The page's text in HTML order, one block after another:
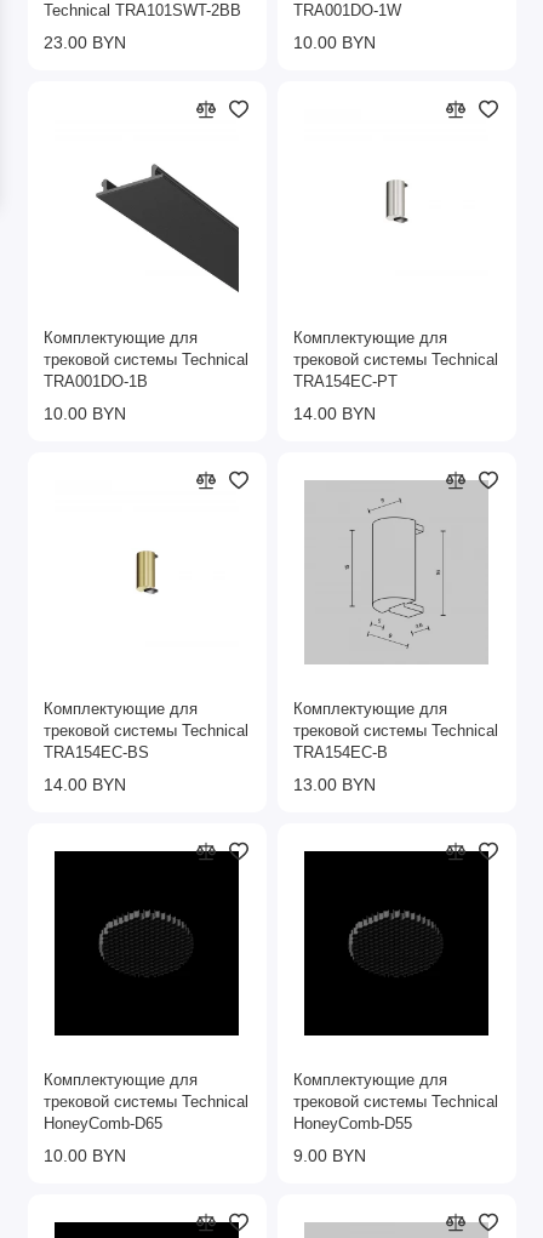
Technical TRA101SWT-2BB
23.00 BYN
TRA001DO-1W
10.00 BYN
Комплектующие для
трековой системы Technical
TRA001DO-1B
10.00 BYN
Комплектующие для
трековой системы Technical
TRA154EC-PT
14.00 BYN
Комплектующие для
трековой системы Technical
TRA154EC-BS
14.00 BYN
Комплектующие для
трековой системы Technical
TRA154EC-B
13.00 BYN
Комплектующие для
трековой системы Technical
HoneyComb-D65
10.00 BYN
Комплектующие для
трековой системы Technical
HoneyComb-D55
9.00 BYN